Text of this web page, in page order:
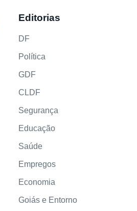
Editorias
DF
Política
GDF
CLDF
Segurança
Educação
Saúde
Empregos
Economia
Goiás e Entorno